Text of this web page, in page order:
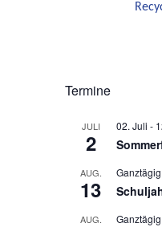
Termine
JULI
2
02. Juli -
AUG.
13
Ganztägig
AUG. Ganztägig